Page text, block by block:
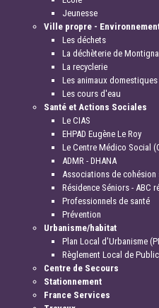
Jeunesse
Ville propre -
Les déchets
La déchèterie de
La recyclerie
Les animaux domestiques
Les cours d'eau
Santé et Actions Sociales
Le CIAS
EHPAD Eugène Le Roy
Le Centre Médico Social
ADMR - DHANA
Associations de
Résidence Séniors - ABC
Professionnels de santé
Prévention
Urbanisme/habitat
Plan Local d'Urbanisme
Règlement Local de
Centre de Secours
Stationnement
France Services